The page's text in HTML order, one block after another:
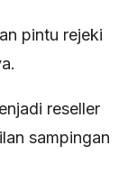
pintu rejeki
reseller
sampingan